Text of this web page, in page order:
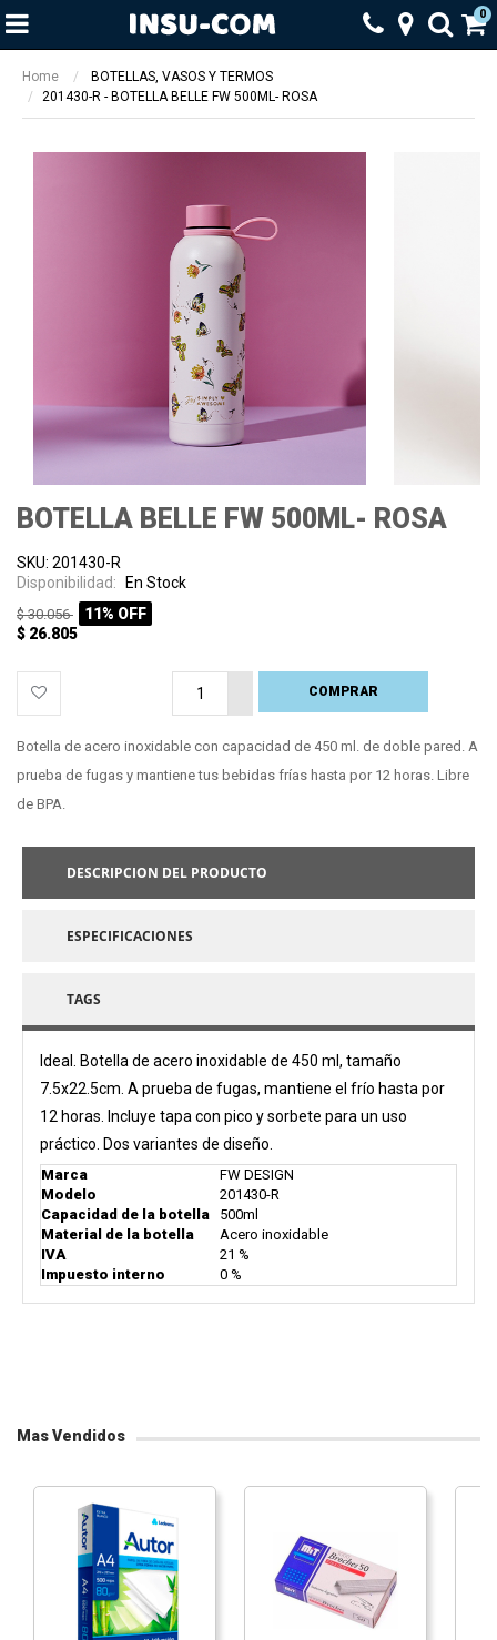
0
Home
BOTELLAS, VASOS Y TERMOS
201430-R - BOTELLA BELLE FW 500ML- ROSA
BOTELLA BELLE FW 500ML- ROSA
SKU: 201430-R
Disponibilidad: En Stock
$ 30.056
11% OFF
$ 26.805
COMPRAR
PROCESANDO
Botella de acero inoxidable con capacidad de 450 ml. de doble pared. A
prueba de fugas y mantiene tus bebidas frías hasta por 12 horas. Libre
de BPA.
DESCRIPCION DEL PRODUCTO
ESPECIFICACIONES
TAGS
Ideal. Botella de acero inoxidable de 450 ml, tamaño
7.5x22.5cm. A prueba de fugas, mantiene el frío hasta por
12 horas. Incluye tapa con pico y sorbete para un uso
práctico. Dos variantes de diseño.
Marca
FW DESIGN
Modelo
201430-R
Capacidad de la botella 500ml
Material de la botella
Acero inoxidable
IVA
21 %
Impuesto interno
0 %
Mas Vendidos